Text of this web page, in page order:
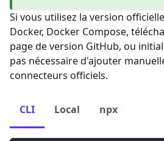
Si vous utilisez la version
Docker, Docker Compose,
page de version GitHub, ou
pas nécessaire d'ajouter
connecteurs officiels.
CLI Local npx